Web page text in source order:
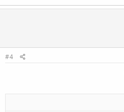
#4